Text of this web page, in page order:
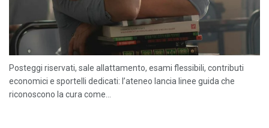
Posteggi riservati, sale allattamento, esami flessibili, contributi
economici e sportelli dedicati: l’ateneo lancia linee guida che
riconoscono la cura come...